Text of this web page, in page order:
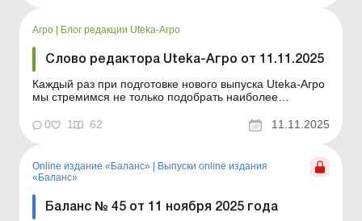
товаров: законодатель...
Агро | Блог редакции Uteka-Агро
Слово редактора Uteka-Агро от 11.11.2025
Каждый раз при подготовке нового выпуска Uteka-Агро
мы стремимся не только подобрать наиболее
чтобы каждый бухгалтер агропредприятия мог сразу
применить полученные знания на практике. В данном
действующ...
0 1 62 11.11.2025
Online издание «Баланс»
Выпуски online издания
«Баланс»
Баланс № 45 от 11 ноября 2025 года